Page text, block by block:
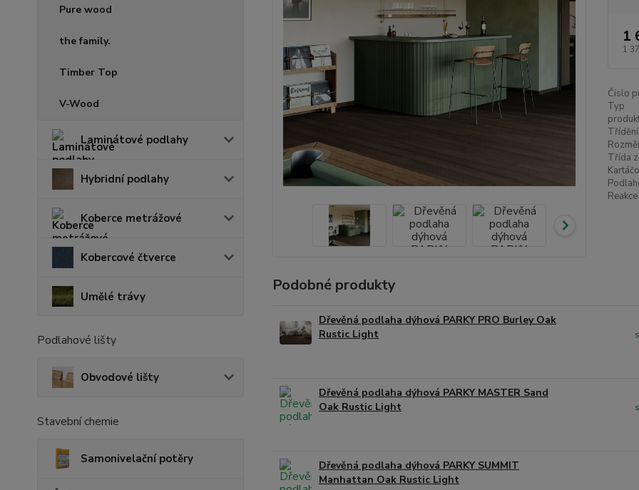
Pure wood
the family.
Timber Top
V-Wood
Laminátové podlahy
Hybridní podlahy
Koberce metrážové
Kobercové čtverce
Umělé trávy
Podlahové lišty
Obvodové lišty
Stavební chemie
Samonivelační potěry
1
1
Číslo
Typ
Třídění:
Třída
Podobné produkty
Dřevěná podlaha dýhová PARKY PRO Burley Oak
Rustic Light
Dřevěná podlaha dýhová PARKY MASTER Sand
Oak Rustic Light
Dřevěná podlaha dýhová PARKY SUMMIT
Manhattan Oak Rustic Light